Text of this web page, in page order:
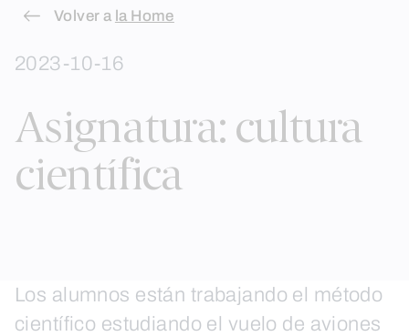
Skip
content
Volver a la Home
2023-10-16
Asignatura: cultura
científica
Los alumnos están trabajando el método
científico estudiando el vuelo de aviones